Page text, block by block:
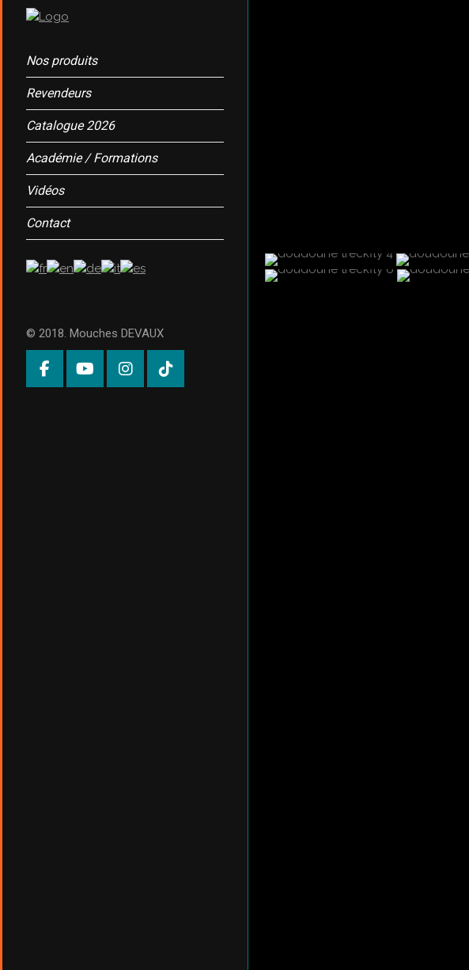
Nos produits
Revendeurs
Catalogue 2026
Académie / Formations
Vidéos
Contact
© 2018. Mouches DEVAUX